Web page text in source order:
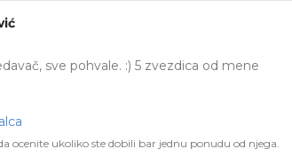
sve pohvale. :) 5 zvezdica od mene
ocenite ukoliko ste dobili bar jednu ponudu od njega.